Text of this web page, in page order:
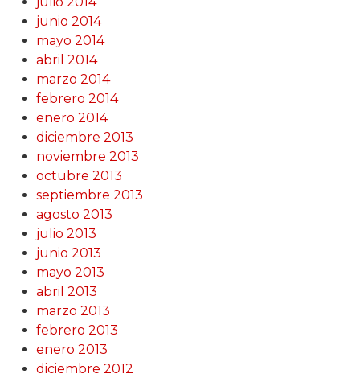
junio 2014
mayo 2014
abril 2014
marzo 2014
febrero 2014
enero 2014
diciembre 2013
noviembre 2013
octubre 2013
septiembre 2013
agosto 2013
julio 2013
junio 2013
mayo 2013
abril 2013
marzo 2013
febrero 2013
enero 2013
diciembre 2012